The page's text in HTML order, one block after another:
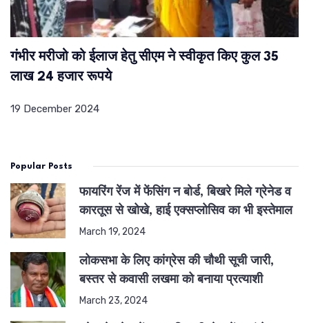
गंभीर मरीजो को ईलाज हेतु सीएम ने स्वीकृत किए कुल 35
लाख 24 हजार रूपये
19 December 2024
Popular Posts
फायरिंग रेंज में फेंसिंग न बोर्ड, बिखरे मिले ग्रेनेड व
कारतूस से खोखे, हाई एक्सप्लोसिव का भी इस्तेमाल
March 19, 2024
लोकसभा के लिए कांग्रेस की चौथी सूची जारी,
बस्तर से कवासी लखमा को बनाया प्रत्याशी
March 23, 2024